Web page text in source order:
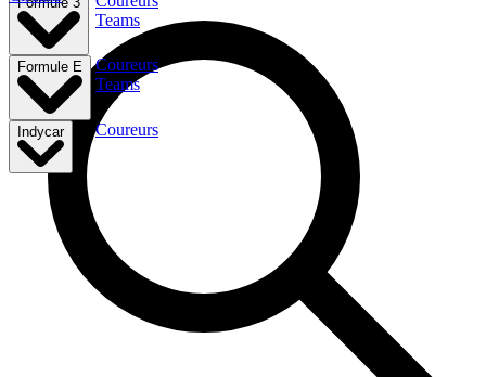
Teams
Formule E
Coureurs
Teams
Indycar Coureurs